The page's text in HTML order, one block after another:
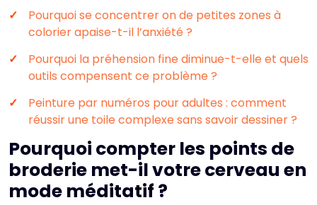
Pourquoi se concentrer on de petites zones à
colorier apaise-t-il l’anxiété ?
Pourquoi la préhension fine diminue-t-elle et quels
outils compensent ce problème ?
Peinture par numéros pour adultes : comment
réussir une toile complexe sans savoir dessiner ?
Pourquoi compter les points de
broderie met-il votre cerveau en
mode méditatif ?